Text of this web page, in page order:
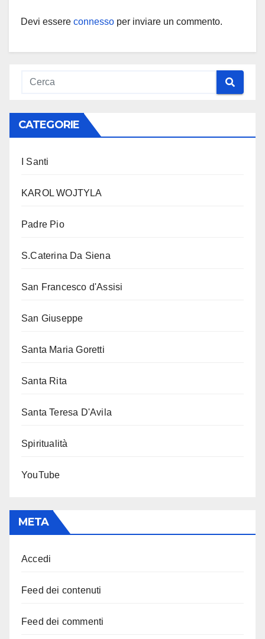
Devi essere connesso per inviare un commento.
CATEGORIE
I Santi
KAROL WOJTYLA
Padre Pio
S.Caterina Da Siena
San Francesco d'Assisi
San Giuseppe
Santa Maria Goretti
Santa Rita
Santa Teresa D'Avila
Spiritualità
YouTube
META
Accedi
Feed dei contenuti
Feed dei commenti